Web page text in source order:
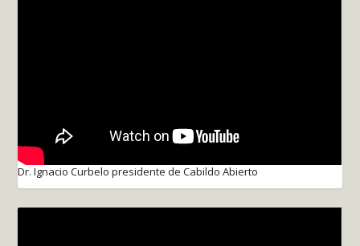
Dr. Ignacio Curbelo presidente de Cabildo Abierto